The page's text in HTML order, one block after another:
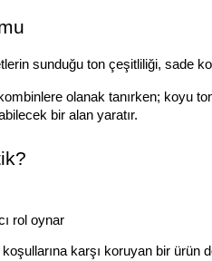
sunduğu ton çeşitliliği, sade
olanak tanırken; koyu
bir alan yaratır.
rol oynar
karşı koruyan bir ürün